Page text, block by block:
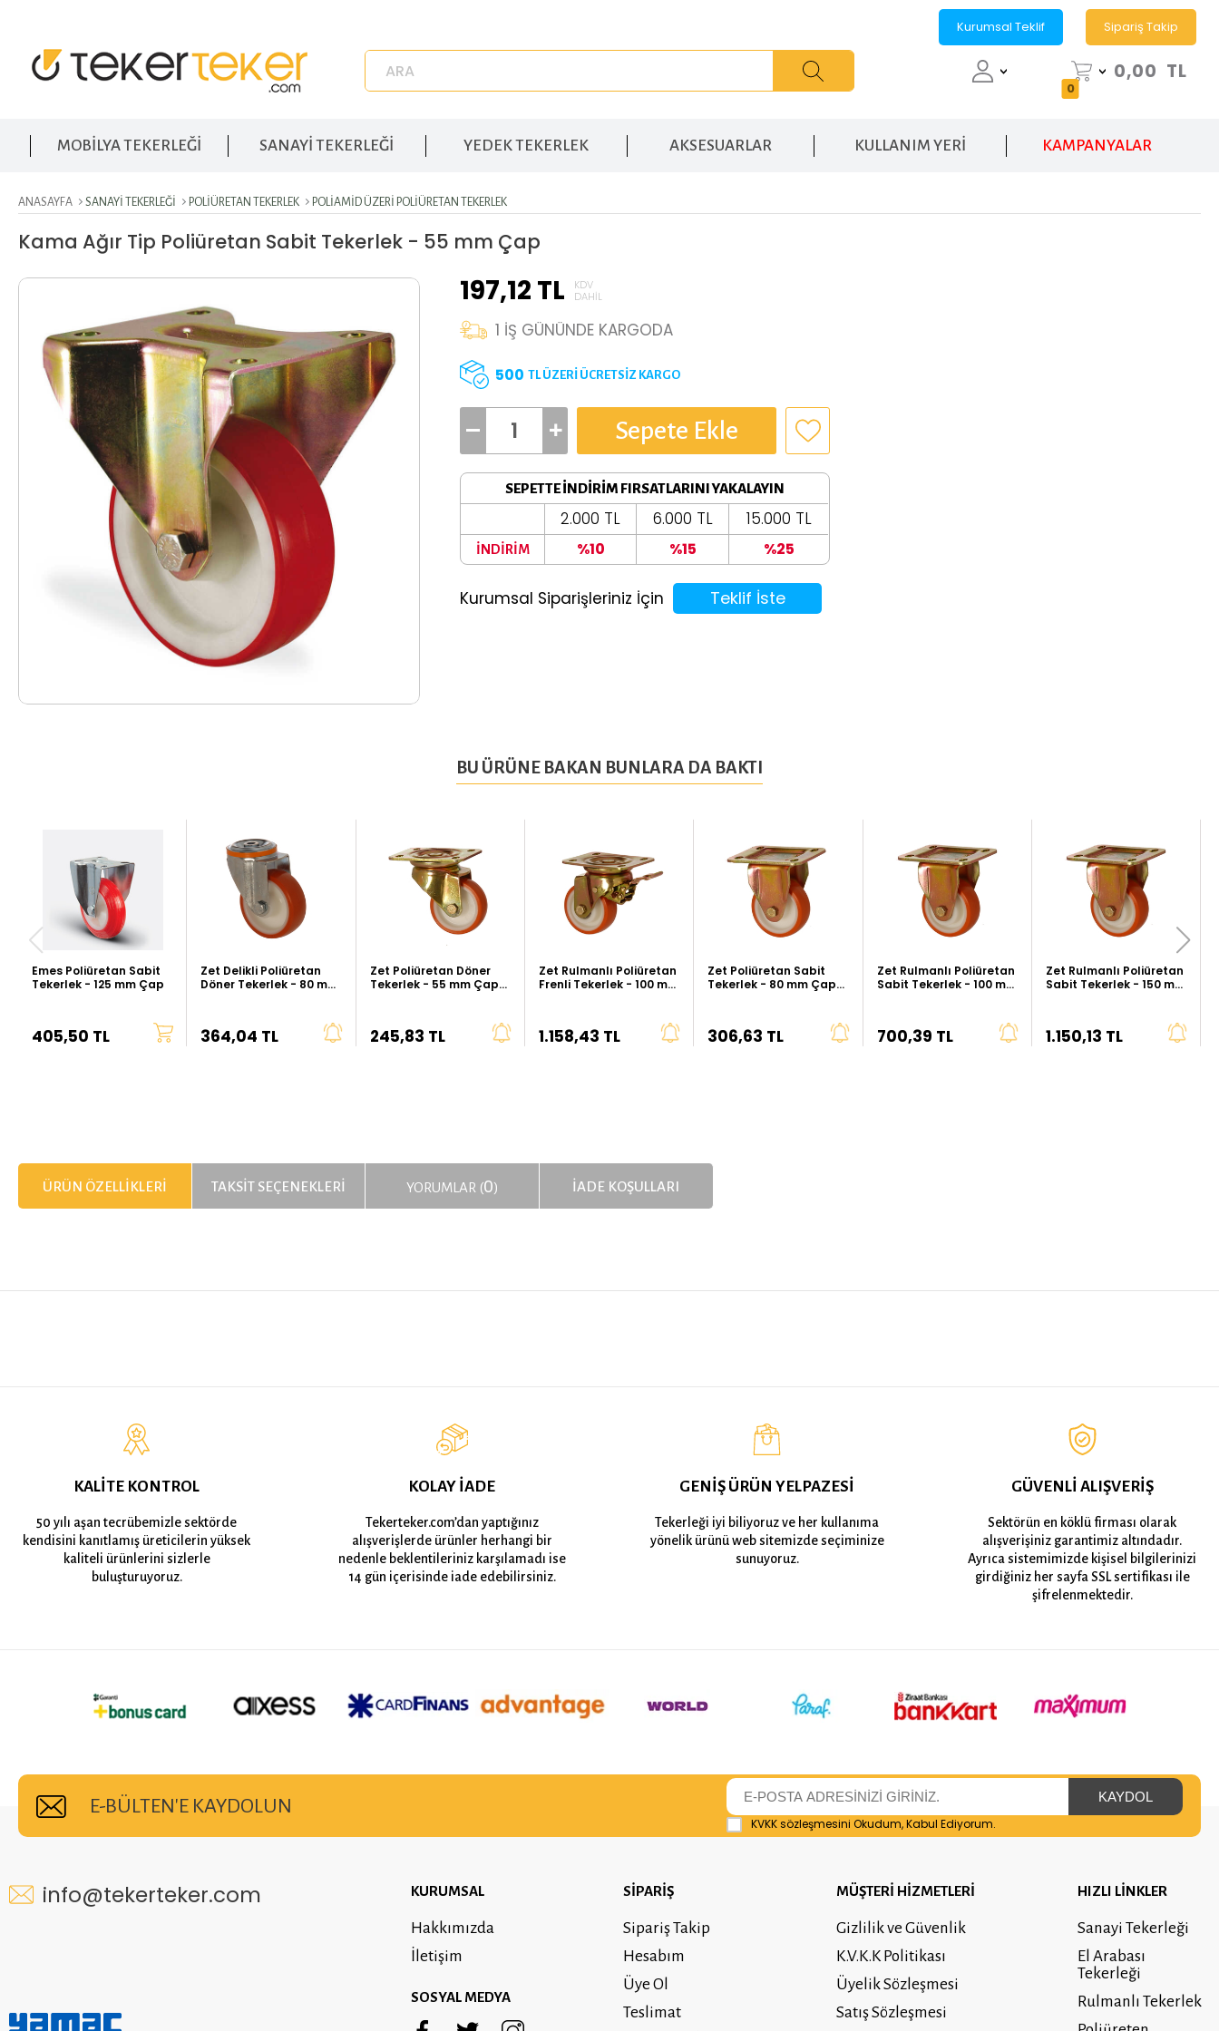
Kurumsal Teklif Sipariş Takip
0
0,00 TL
MOBİLYA TEKERLEĞİ SANAYİ TEKERLEĞİ YEDEK TEKERLEK AKSESUARLAR KULLANIM YERİ KAMPANYALAR
ANASAYFA SANAYI TEKERLEĞI POLIÜRETAN TEKERLEK POLIAMID ÜZERI POLIÜRETAN TEKERLEK
Kama Ağır Tip Poliüretan Sabit Tekerlek - 55 mm Çap
197,12 TL
KDV
DAHIL
1 İŞ GÜNÜNDE KARGODA
500 TL ÜZERİ ÜCRETSİZ KARGO
Sepete Ekle
SEPETTE İNDİRİM FIRSATLARINI YAKALAYIN
2.000 TL 6.000 TL 15.000 TL
İNDİRİM %10 %15 %25
Kurumsal Siparişleriniz İçin Teklif İste
BU ÜRÜNE BAKAN BUNLARA DA BAKTI
Emes Poliüretan Sabit
Tekerlek - 125 mm Çap
405,50 TL
Zet Delikli Poliüretan
Döner Tekerlek - 80 mm
364,04 TL
Zet Poliüretan Döner
Tekerlek - 55 mm Çap
245,83 TL
Zet Rulmanlı Poliüretan
Frenli Tekerlek - 100 mm
1.158,43 TL
Zet Poliüretan Sabit
Tekerlek - 80 mm Çap
306,63 TL
Zet Rulmanlı Poliüretan
Sabit Tekerlek - 100 mm
700,39 TL
Zet Rulmanlı Poliüretan
Sabit Tekerlek - 150 mm
1.150,13 TL
ÜRÜN ÖZELLIKLERI TAKSIT SEÇENEKLERI YORUMLAR (0) İADE KOŞULLARI
KALİTE KONTROL
50 yılı aşan tecrübemizle sektörde
kendisini kanıtlamış üreticilerin yüksek
kaliteli ürünlerini sizlerle
buluşturuyoruz.
KOLAY İADE
Tekerteker.com’dan yaptığınız
alışverişlerde ürünler herhangi bir
nedenle beklentileriniz karşılamadı ise
14 gün içerisinde iade edebilirsiniz.
GENİŞ ÜRÜN YELPAZESİ
Tekerleği iyi biliyoruz ve her kullanıma
yönelik ürünü web sitemizde seçiminize
sunuyoruz.
GÜVENLİ ALIŞVERİŞ
Sektörün en köklü firması olarak
alışverişiniz garantimiz altındadır.
Ayrıca sistemimizde kişisel bilgilerinizi
girdiğiniz her sayfa SSL sertifikası ile
şifrelenmektedir.
E-BÜLTEN'E KAYDOLUN
KVKK sözleşmesini Okudum, Kabul Ediyorum.
info@tekerteker.com KURUMSAL
Hakkımızda
İletişim
SOSYAL MEDYA
SİPARİŞ
Sipariş Takip
Hesabım
Üye Ol
Teslimat
MÜŞTERİ HİZMETLERİ
Gizlilik ve Güvenlik
K.V.K.K Politikası
Üyelik Sözleşmesi
Satış Sözleşmesi
HIZLI LİNKLER
Sanayi Tekerleği
El Arabası
Tekerleği
Rulmanlı Tekerlek